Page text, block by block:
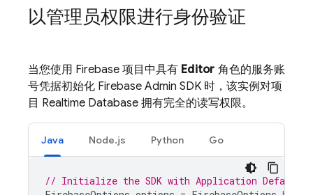
以管理员权限进行身份验证
当您使用 Firebase 项目中具有 Editor 角色的服务账
号凭据初始化 Firebase Admin SDK 时，该实例对项
目 Realtime Database 拥有完全的读写权限。
Java Node.js Python Go
// Initialize the SDK with Application Default